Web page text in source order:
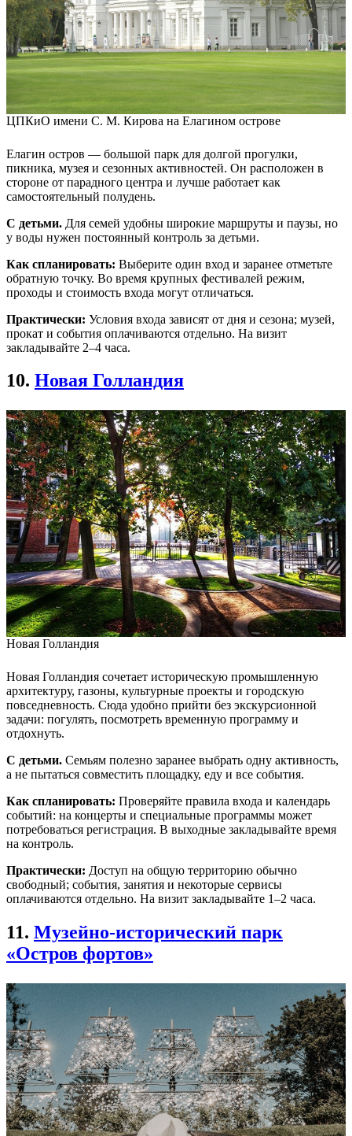
ЦПКиО имени С. М. Кирова на Елагином острове
Елагин остров — большой парк для долгой прогулки,
пикника, музея и сезонных активностей. Он расположен в
стороне от парадного центра и лучше работает как
самостоятельный полудень.
С детьми. Для семей удобны широкие маршруты и паузы, но
у воды нужен постоянный контроль за детьми.
Как спланировать: Выберите один вход и заранее отметьте
обратную точку. Во время крупных фестивалей режим,
проходы и стоимость входа могут отличаться.
Практически: Условия входа зависят от дня и сезона; музей,
прокат и события оплачиваются отдельно. На визит
закладывайте 2–4 часа.
10. Новая Голландия
Новая Голландия
Новая Голландия сочетает историческую промышленную
архитектуру, газоны, культурные проекты и городскую
повседневность. Сюда удобно прийти без экскурсионной
задачи: погулять, посмотреть временную программу и
отдохнуть.
С детьми. Семьям полезно заранее выбрать одну активность,
а не пытаться совместить площадку, еду и все события.
Как спланировать: Проверяйте правила входа и календарь
событий: на концерты и специальные программы может
потребоваться регистрация. В выходные закладывайте время
на контроль.
Практически: Доступ на общую территорию обычно
свободный; события, занятия и некоторые сервисы
оплачиваются отдельно. На визит закладывайте 1–2 часа.
11. Музейно-исторический парк
«Остров фортов»